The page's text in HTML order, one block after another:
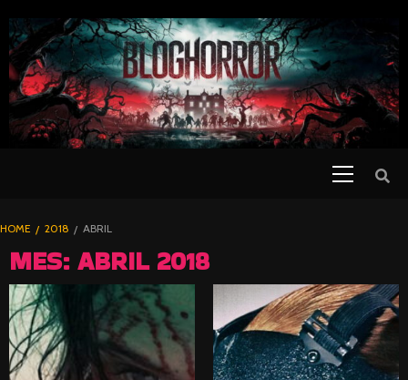
TO
CONTENT
BLOGHORROR
⋆
HOME 2018 ABRIL
MES: ABRIL 2018